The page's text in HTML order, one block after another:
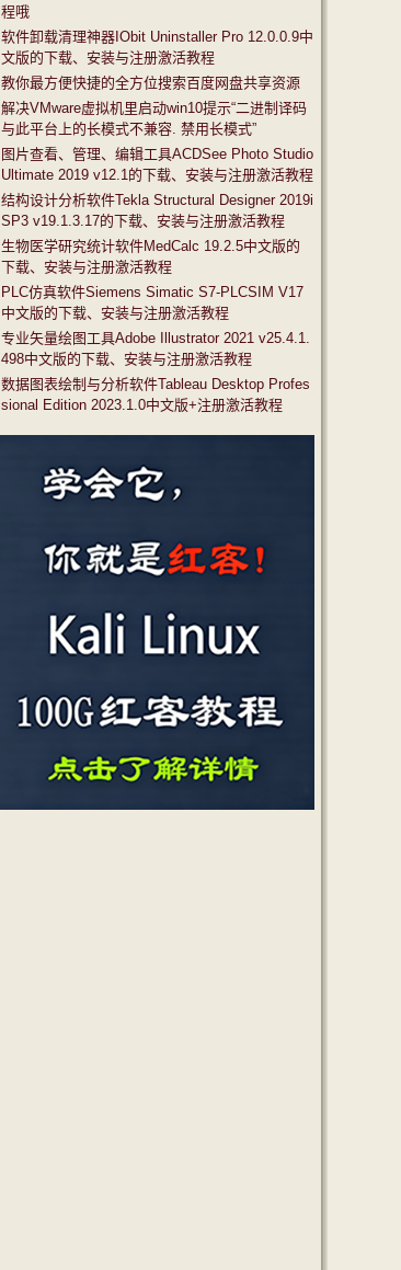
程哦
软件卸载清理神器IObit Uninstaller Pro 12.0.0.9中
文版的下载、安装与注册激活教程
教你最方便快捷的全方位搜索百度网盘共享资源
解决VMware虚拟机里启动win10提示“二进制译码
与此平台上的长模式不兼容. 禁用长模式”
图片查看、管理、编辑工具ACDSee Photo Studio
Ultimate 2019 v12.1的下载、安装与注册激活教程
结构设计分析软件Tekla Structural Designer 2019i
SP3 v19.1.3.17的下载、安装与注册激活教程
生物医学研究统计软件MedCalc 19.2.5中文版的
下载、安装与注册激活教程
PLC仿真软件Siemens Simatic S7-PLCSIM V17
中文版的下载、安装与注册激活教程
专业矢量绘图工具Adobe Illustrator 2021 v25.4.1.
498中文版的下载、安装与注册激活教程
数据图表绘制与分析软件Tableau Desktop Profes
sional Edition 2023.1.0中文版+注册激活教程